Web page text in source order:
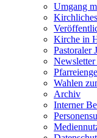
Umgang
Kirche in
Pastoraler
Newsletter
Wahlen
Archiv
Interner